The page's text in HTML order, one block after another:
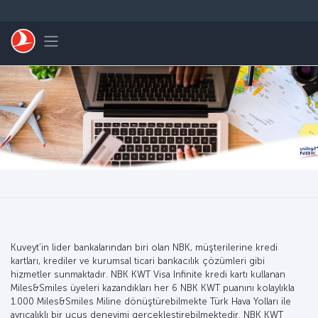
Toggle navigation
Kuveyt’in lider bankalarından biri olan NBK, müşterilerine kredi
kartları, krediler ve kurumsal ticari bankacılık çözümleri gibi
hizmetler sunmaktadır. NBK KWT Visa Infinite kredi kartı kullanan
Miles&Smiles üyeleri kazandıkları her 6 NBK KWT puanını kolaylıkla
1.000 Miles&Smiles Miline dönüştürebilmekte Türk Hava Yolları ile
ayrıcalıklı bir uçuş deneyimi gerçekleştirebilmektedir. NBK KWT